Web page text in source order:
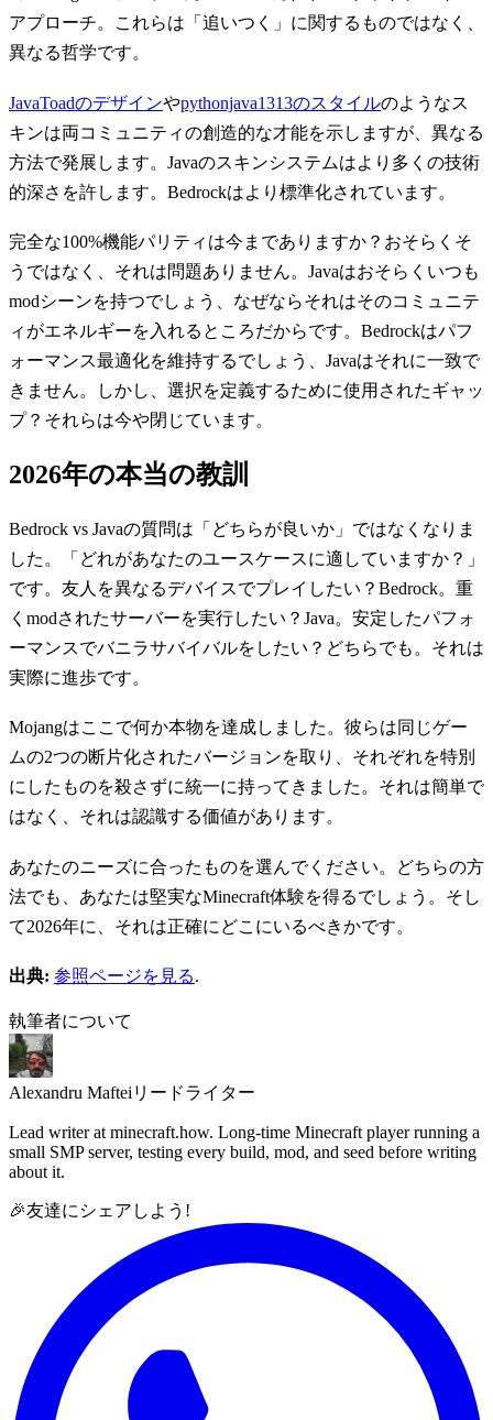
アプローチ。これらは「追いつく」に関するものではなく、
異なる哲学です。
JavaToadのデザインやpythonjava1313のスタイルのようなス
キンは両コミュニティの創造的な才能を示しますが、異なる
方法で発展します。Javaのスキンシステムはより多くの技術
的深さを許します。Bedrockはより標準化されています。
完全な100%機能パリティは今までありますか？おそらくそ
うではなく、それは問題ありません。Javaはおそらくいつも
modシーンを持つでしょう、なぜならそれはそのコミュニテ
ィがエネルギーを入れるところだからです。Bedrockはパフ
ォーマンス最適化を維持するでしょう、Javaはそれに一致で
きません。しかし、選択を定義するために使用されたギャッ
プ？それらは今や閉じています。
2026年の本当の教訓
Bedrock vs Javaの質問は「どちらが良いか」ではなくなりま
した。「どれがあなたのユースケースに適していますか？」
です。友人を異なるデバイスでプレイしたい？Bedrock。重
くmodされたサーバーを実行したい？Java。安定したパフォ
ーマンスでバニラサバイバルをしたい？どちらでも。それは
実際に進歩です。
Mojangはここで何か本物を達成しました。彼らは同じゲー
ムの2つの断片化されたバージョンを取り、それぞれを特別
にしたものを殺さずに統一に持ってきました。それは簡単で
はなく、それは認識する価値があります。
あなたのニーズに合ったものを選んでください。どちらの方
法でも、あなたは堅実なMinecraft体験を得るでしょう。そし
て2026年に、それは正確にどこにいるべきかです。
出典: 参照ページを見る.
執筆者について
Alexandru Mafteiリードライター
Lead writer at minecraft.how. Long-time Minecraft player running a
small SMP server, testing every build, mod, and seed before writing
about it.
🎉友達にシェアしよう!